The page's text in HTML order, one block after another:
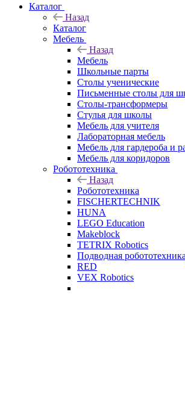
Каталог
Назад
Каталог
Мебель
Назад
Мебель
Школьные парты
Столы ученические
Письменные столы для
Столы-трансформеры
Стулья для школы
Мебель для учителя
Лабораторная мебель
Мебель для гардероба и
Мебель для коридоров
Робототехника
Назад
Робототехника
FISCHERTECHNIK
HUNA
LEGO Education
Makeblock
TETRIX Robotics
Подводная робототехника
RED
VEX Robotics